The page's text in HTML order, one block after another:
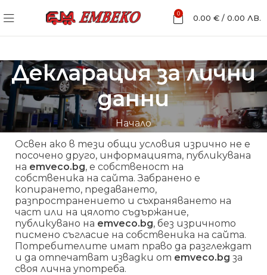
0 0.00 € / 0.00 ЛВ.
Декларация за лични
данни
Начало
Освен ако в тези общи условия изрично не е
посочено друго, информацията, публикувана
на emveco.bg, е собственост на
собственика на сайта. Забранено е
копирането, предаването,
разпространението и съхраняването на
част или на цялото съдържание,
публикувано на emveco.bg, без изричното
писмено съгласие на собственика на сайта.
Потребителите имат право да разглеждат
и да отпечатват извадки от emveco.bg за
своя лична употреба.